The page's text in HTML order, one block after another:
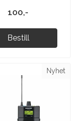
100,-
Bestill
Nyhet